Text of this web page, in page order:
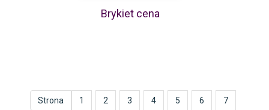
Brykiet cena
Strona 1 2 3 4 5 6 7